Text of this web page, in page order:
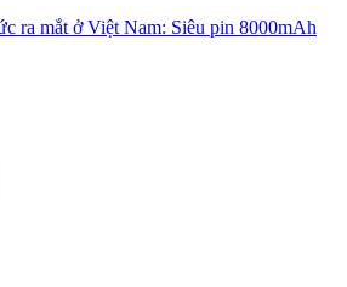
ra mắt ở Việt Nam: Siêu pin 8000mAh